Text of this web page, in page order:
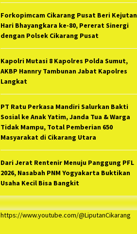
Forkopimcam Cikarang Pusat Beri Kejutan
Hari Bhayangkara ke-80, Pererat Sinergi
dengan Polsek Cikarang Pusat
Kapolri Mutasi 8 Kapolres Polda Sumut,
AKBP Hannry Tambunan Jabat Kapolres
Langkat
PT Ratu Perkasa Mandiri Salurkan Bakti
Sosial ke Anak Yatim, Janda Tua & Warga
Tidak Mampu, Total Pemberian 650
Masyarakat di Cikarang Utara
Dari Jerat Rentenir Menuju Panggung PFL
2026, Nasabah PNM Yogyakarta Buktikan
Usaha Kecil Bisa Bangkit
https://www.youtube.com/@LiputanCikarang